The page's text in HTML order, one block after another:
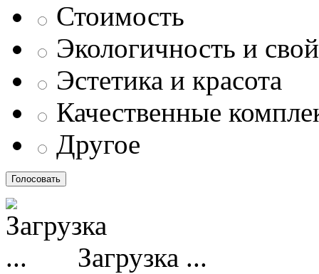
Стоимость
Экологичность и
Эстетика и красота
Качественные
Другое
Загрузка ...